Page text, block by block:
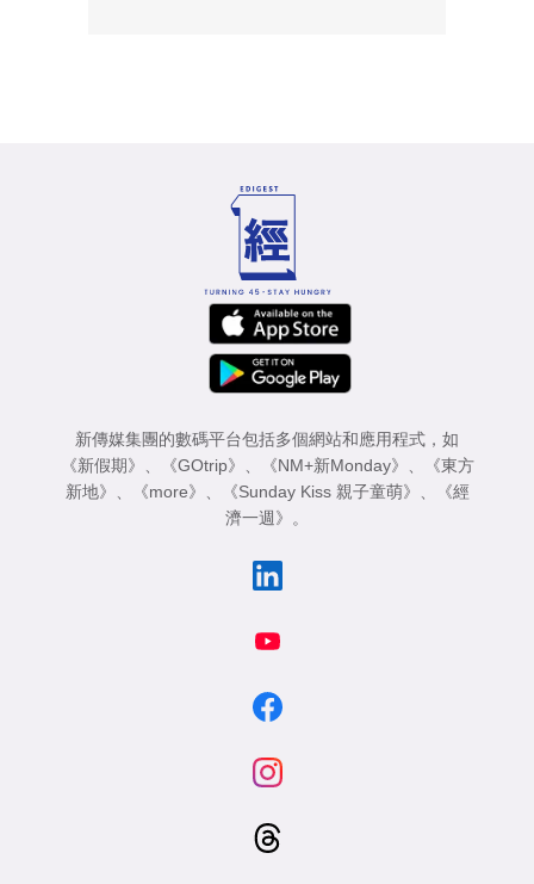
新傳媒集團的數碼平台包括多個網站和應用程式，如
《新假期》
《GOtrip》 《NM+新Monday》
《東方
新地》
《more》 《Sunday Kiss 親子童萌》
《經
濟一週》
。